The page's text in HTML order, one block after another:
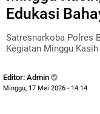
Edukasi
Satresnarkoba Polres
Kegiatan Minggu
Editor: Admin
Minggu, 17 Mei 2026 - 14.14